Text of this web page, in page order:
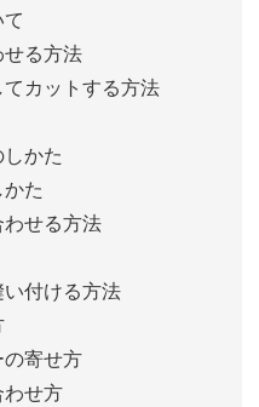
る方法
カットする方法
かた
た
せる方法
付ける方法
寄せ方
せ方